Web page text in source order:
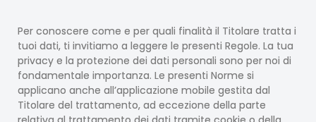
Per conoscere come e per quali finalità il Titolare tratta i
tuoi dati, ti invitiamo a leggere le presenti Regole. La tua
privacy e la protezione dei dati personali sono per noi di
fondamentale importanza. Le presenti Norme si
applicano anche all’applicazione mobile gestita dal
Titolare del trattamento, ad eccezione della parte